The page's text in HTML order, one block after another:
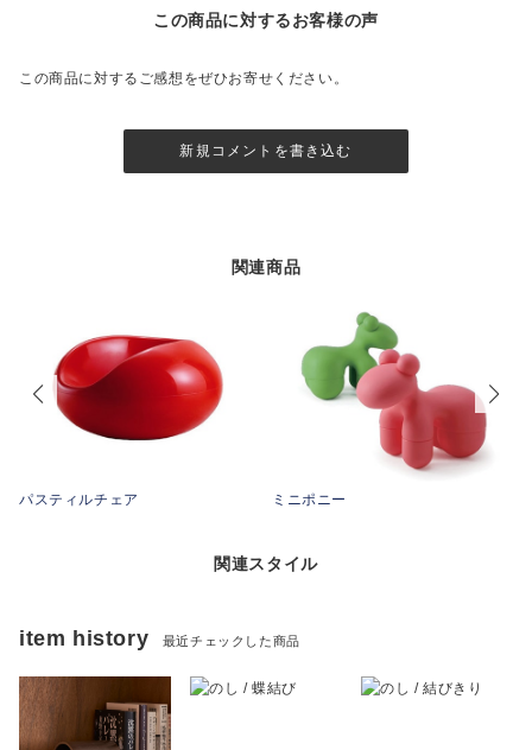
この商品に対するお客様の声
この商品に対するご感想をぜひお寄せください。
新規コメントを書き込む
関連商品
パスティルチェア ミニポニー
関連スタイル
item history 最近チェックした商品